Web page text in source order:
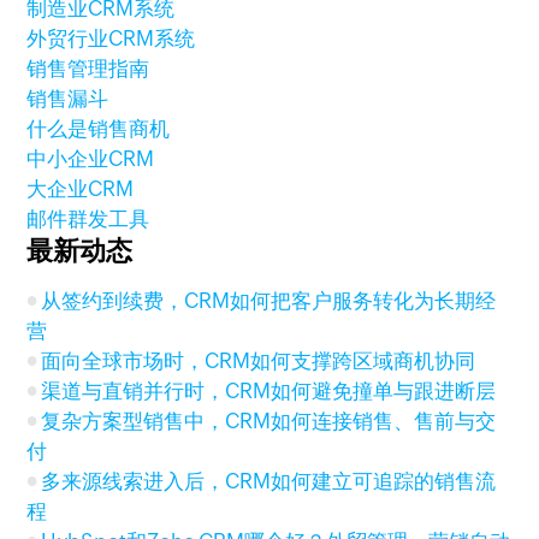
制造业CRM系统
外贸行业CRM系统
销售管理指南
销售漏斗
什么是销售商机
中小企业CRM
大企业CRM
邮件群发工具
最新动态
从签约到续费，CRM如何把客户服务转化为长期经
营
面向全球市场时，CRM如何支撑跨区域商机协同
渠道与直销并行时，CRM如何避免撞单与跟进断层
复杂方案型销售中，CRM如何连接销售、售前与交
付
多来源线索进入后，CRM如何建立可追踪的销售流
程